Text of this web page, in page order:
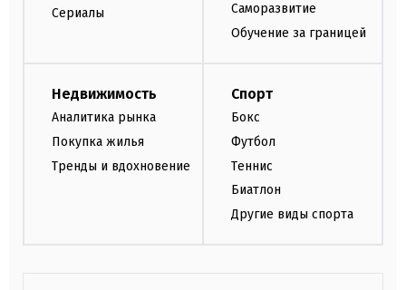
Сериалы
Саморазвитие
Обучение за границей
Недвижимость
Аналитика рынка
Покупка жилья
Тренды и вдохновение
Спорт
Бокс
Футбол
Теннис
Биатлон
Другие виды спорта